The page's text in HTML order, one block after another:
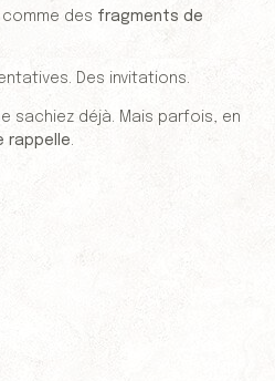
des fragments de
Des invitations.
sachiez déjà. Mais parfois, en
rappelle.